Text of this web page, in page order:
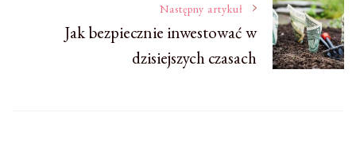
Następny artykuł
Jak bezpiecznie inwestować w
dzisiejszych czasach